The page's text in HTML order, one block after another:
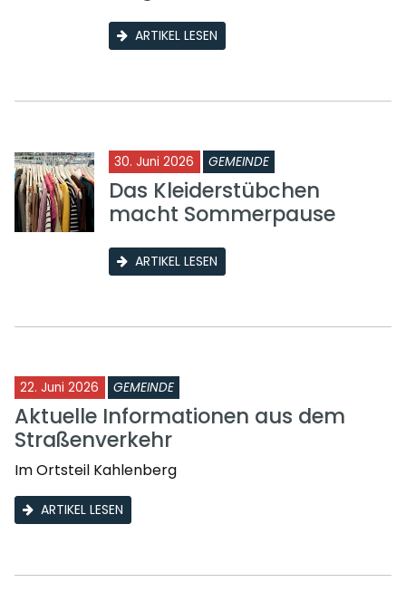
ARTIKEL LESEN
30. Juni 2026 GEMEINDE
Das Kleiderstübchen
macht Sommerpause
ARTIKEL LESEN
22. Juni 2026 GEMEINDE
Aktuelle Informationen aus dem
Straßenverkehr
Im Ortsteil Kahlenberg
ARTIKEL LESEN